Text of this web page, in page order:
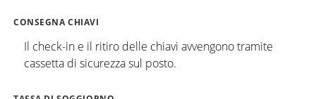
CONSEGNA CHIAVI
Il check-in e il ritiro delle chiavi avvengono tramite
cassetta di sicurezza sul posto.